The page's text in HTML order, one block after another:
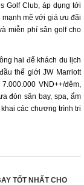
Golf Club, áp dụng tới
mạnh mẽ với giá ưu đãi
miễn phí sân golf cho
hai để khách du lịch
thế giới JW Marriott
VND++/đêm,
đón sân bay, spa, ẩm
các chương trình tri
TỐT NHẤT CHO